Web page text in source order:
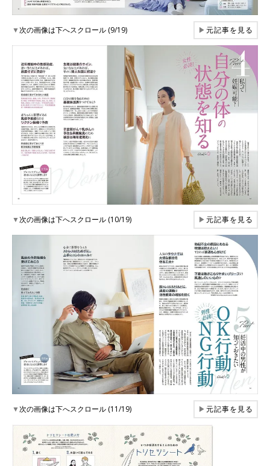
▼次の画像は下へスクロール (9/19) ▶元記事を見る
▼次の画像は下へスクロール (10/19) ▶元記事を見る
▼次の画像は下へスクロール (11/19) ▶元記事を見る